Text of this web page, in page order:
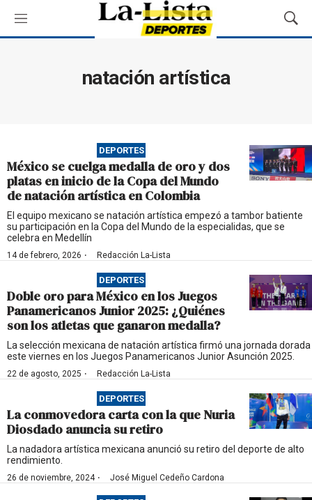
M
e
M
o
ú
s
q
u
d
natación artística
DEPORTES
México se cuelga medalla de oro y dos
platas en inicio de la Copa del Mundo
de natación artística en Colombia
El equipo mexicano se natación artística empezó a tambor batiente
su participación en la Copa del Mundo de la especialidas, que se
celebra en Medellín
14 de febrero, 2026 · Redacción La-Lista
DEPORTES
Doble oro para México en los Juegos
Panamericanos Junior 2025: ¿Quiénes
son los atletas que ganaron medalla?
La selección mexicana de natación artística firmó una jornada dorada
este viernes en los Juegos Panamericanos Junior Asunción 2025.
22 de agosto, 2025 · Redacción La-Lista
DEPORTES
La conmovedora carta con la que Nuria
Diosdado anuncia su retiro
La nadadora artística mexicana anunció su retiro del deporte de alto
rendimiento.
26 de noviembre, 2024· José Miguel Cedeño Cardona